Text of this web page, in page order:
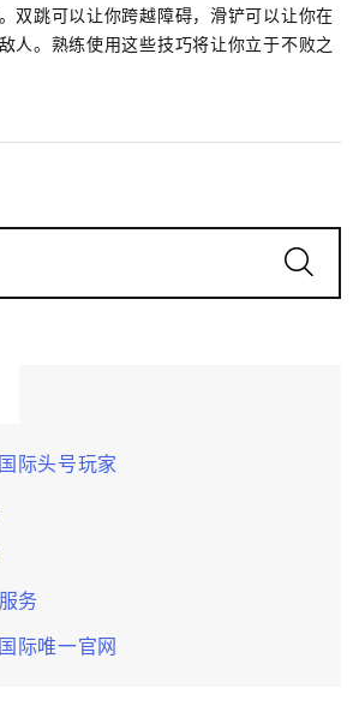
双跳可以让你跨越障碍，滑铲可以让你在
人。熟练使用这些技巧将让你立于不败之
际头号玩家
务
际唯一官网